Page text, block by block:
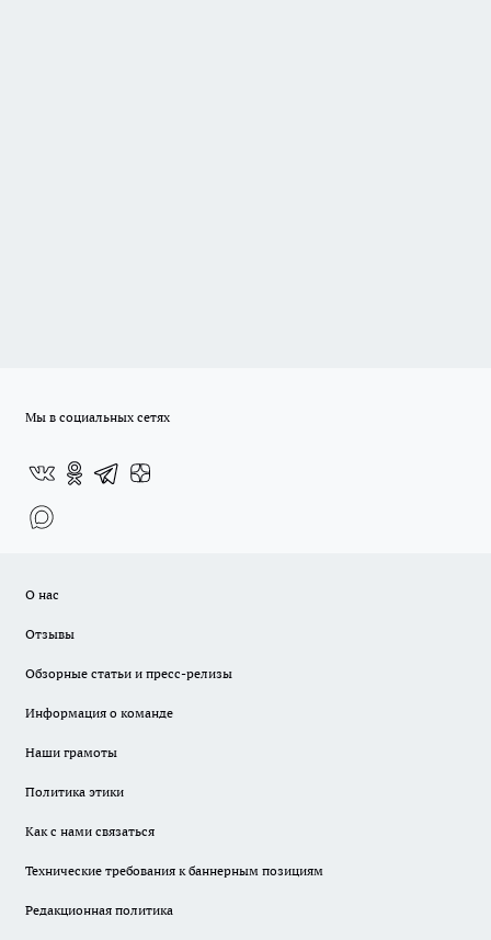
Мы в социальных сетях
О нас
Отзывы
Обзорные статьи и пресс-релизы
Информация о команде
Наши грамоты
Политика этики
Как с нами связаться
Технические требования к баннерным позициям
Редакционная политика